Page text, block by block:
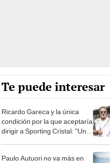
Te puede interesar
Ricardo Gareca y la única
condición por la que aceptaría
dirigir a Sporting Cristal: "Un
Paulo Autuori no va más en